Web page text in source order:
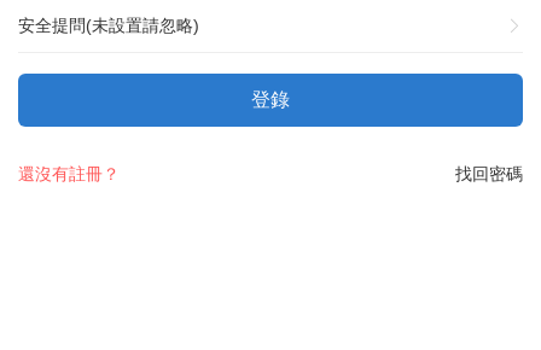
安全提問(未設置請忽略)
登錄
找回密碼
還沒有註冊？